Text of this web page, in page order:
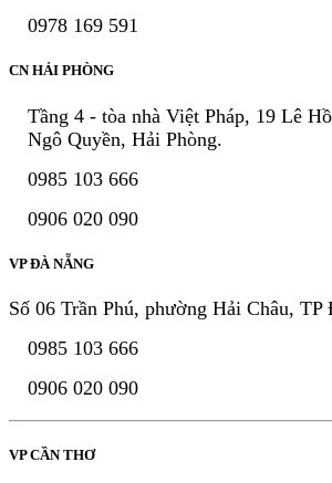
0978 169 591
CN HẢI PHÒNG
Tầng 4 - tòa nhà Việt Pháp, 19 Lê
Ngô Quyền, Hải Phòng.
0985 103 666
0906 020 090
VP ĐÀ NẴNG
Số 06 Trần Phú, phường Hải Châu, TP
0985 103 666
0906 020 090
VP CẦN THƠ